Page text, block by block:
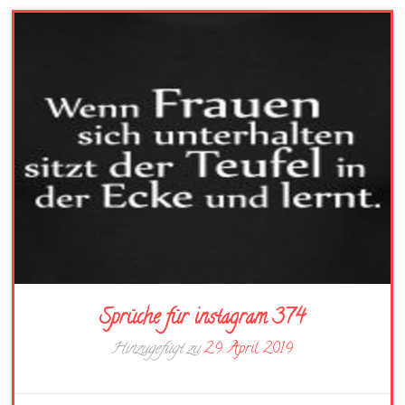
Sprüche für instagram 374
Hinzugefügt zu29. April 2019